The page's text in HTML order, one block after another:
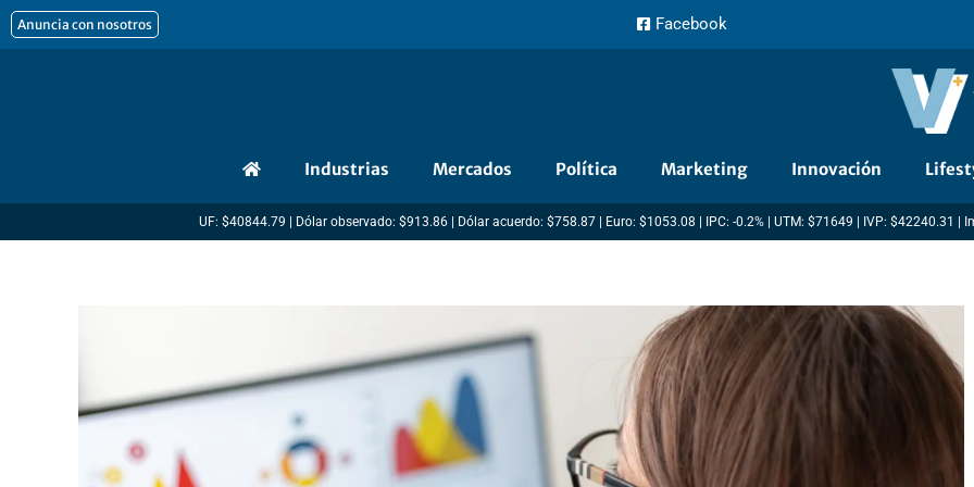
al
Anuncia con nosotros Facebook
Industrias Mercados Política Marketing Innovación
UF: $40844.79 | Dólar observado: $913.86 | Dólar acuerdo: $758.87 | Euro: $1053.08 | IPC: -0.2% | UTM: $71649 | IVP: $42240.31 |